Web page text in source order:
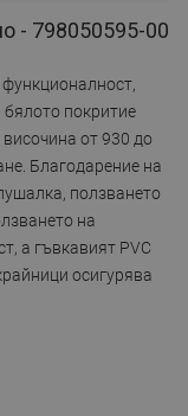
- 798050595-00
покритие
от 930 до
Благодарение на
ползването
на
а гъвкавият PVC
осигурява